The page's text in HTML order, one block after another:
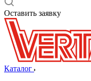
Оставить заявку
Каталог